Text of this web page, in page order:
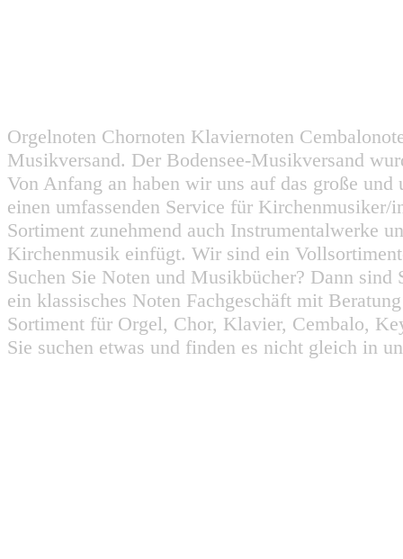
Orgelnoten Chornoten Klaviernoten
Musikversand. Der Bodensee-Musikversand
Von Anfang an haben wir uns auf das große
einen umfassenden Service für
Sortiment zunehmend auch Instrumentalwerke
Kirchenmusik einfügt. Wir sind ein
Suchen Sie Noten und Musikbücher? Dann
ein klassisches Noten Fachgeschäft mit
Sortiment für Orgel, Chor, Klavier, Cembalo,
Sie suchen etwas und finden es nicht gleich in